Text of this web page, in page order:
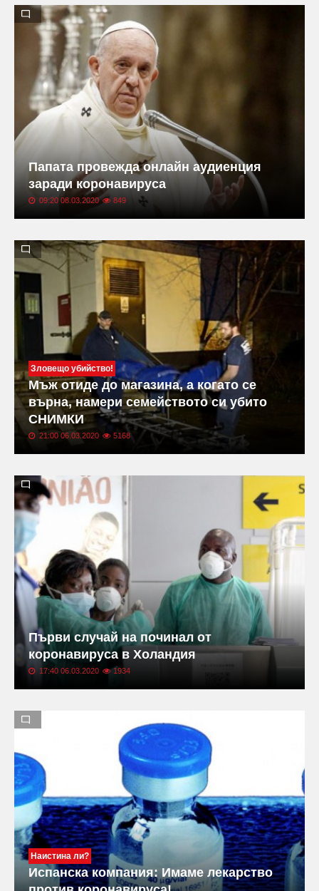
Папата провежда онлайн аудиенция
заради коронавируса
09:20 08.03.2020 849
Зловещо убийство!
Мъж отиде до магазина, а когато се
върна, намери семейството си убито
СНИМКИ
21:00 06.03.2020 5168
Първи случай на починал от
коронавируса в Холандия
17:40 06.03.2020 1934
Наистина ли?
Испанска компания: Имаме лекарство